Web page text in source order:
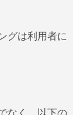
グは利用者に
なく、以下の